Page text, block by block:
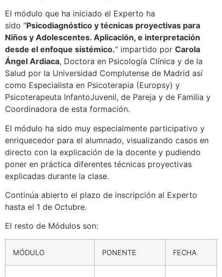
El módulo que ha iniciado el Experto ha
sido “Psicodiagnóstico y técnicas proyectivas para
Niños y Adolescentes. Aplicación, e interpretación
desde el enfoque sistémico.” impartido por Carola
Ángel Ardiaca, Doctora en Psicología Clínica y de la
Salud por la Universidad Complutense de Madrid así
como Especialista en Psicoterapia (Europsy) y
Psicoterapeuta InfantoJuvenil, de Pareja y de Familia y
Coordinadora de esta formación.
El módulo ha sido muy especialmente participativo y
enriquecedor para el alumnado, visualizando casos en
directo con la explicación de la docente y pudiendo
poner en práctica diferentes técnicas proyectivas
explicadas durante la clase.
Continúa abierto el plazo de inscripción al Experto
hasta el 1 de Octubre.
El resto de Módulos son:
MÓDULO PONENTE FECHA